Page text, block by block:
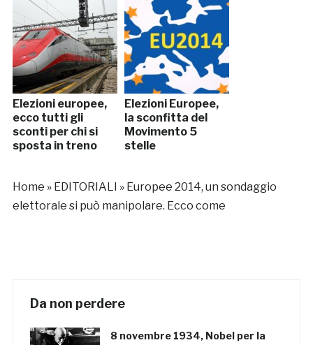
Elezioni europee,
ecco tutti gli
sconti per chi si
sposta in treno
Elezioni Europee,
la sconfitta del
Movimento 5
stelle
Home » EDITORIALI » Europee 2014, un sondaggio
elettorale si può manipolare. Ecco come
Da non perdere
8 novembre 1934, Nobel per la